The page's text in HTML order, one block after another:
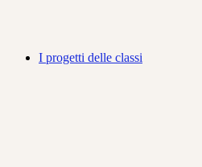
I progetti delle classi